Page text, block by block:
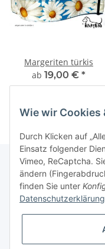
Margeriten türkis
ab 19,00 € *
Informationen
Wie wir Cookies
Durch Klicken auf
Einsatz folgender
Vimeo, ReCaptcha.
ändern
finden Sie unter
Datenschutzerklärung